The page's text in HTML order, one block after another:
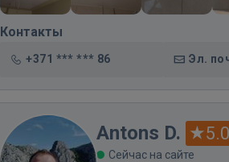
Контакты
+371 *** *** 86 Эл.
Antons D. 5.0
Сейчас на сайте